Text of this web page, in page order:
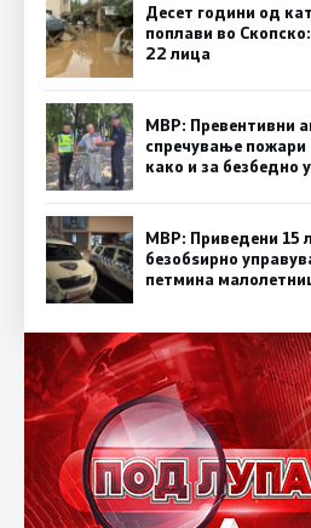
Десет години од
поплави во
22 лица
МВР: Превентивни
спречување
како и за безбедно
МВР: Приведени 15
безобѕирно
петмина